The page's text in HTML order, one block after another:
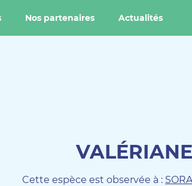
Nos partenaires Actualités
VALÉRIANE
Cette espèce est observée à :